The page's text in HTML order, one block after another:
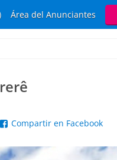
Área del Anunciantes
Compartir en Facebook